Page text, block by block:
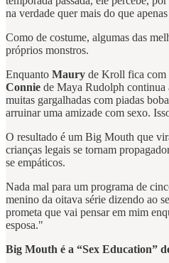
na verdade quer mais do que
Como de costume, algumas das
próprios monstros.
Enquanto Maury de Kroll fica com
Connie de Maya Rudolph continua
muitas gargalhadas com piadas
arruinar uma amizade com sexo.
O resultado é um Big Mouth que
crianças legais se tornam
se empáticos.
Nada mal para um programa de
menino da oitava série dizendo ao
prometa que vai pensar em mim
esposa."
Big Mouth é a “Sex Education”